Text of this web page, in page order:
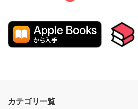
カテゴリ一覧